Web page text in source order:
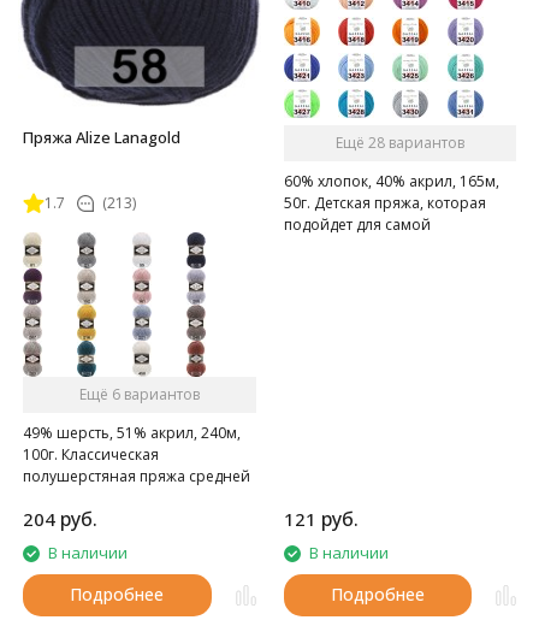
Пряжа Alize Lanagold
1.7 (213)
Ещё 6 вариантов
49% шерсть, 51% акрил, 240м,
100г. Классическая
полушерстяная пряжа средней
204 руб.
В наличии
Подробнее
Ещё 28 вариантов
60% хлопок, 40% акрил, 165м,
50г. Детская пряжа, которая
подойдет для самой
121 руб.
В наличии
Подробнее